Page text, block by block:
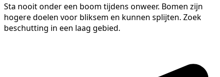
Sta nooit onder een boom tijdens onweer. Bomen zijn
hogere doelen voor bliksem en kunnen splijten. Zoek
beschutting in een laag gebied.